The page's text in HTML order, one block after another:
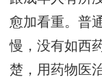
愈加看重。普
慢，没有如西
楚，用药物医